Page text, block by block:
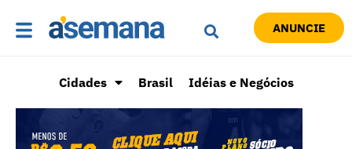
ANUNCIE
Cidades Brasil Idéias e Negócios